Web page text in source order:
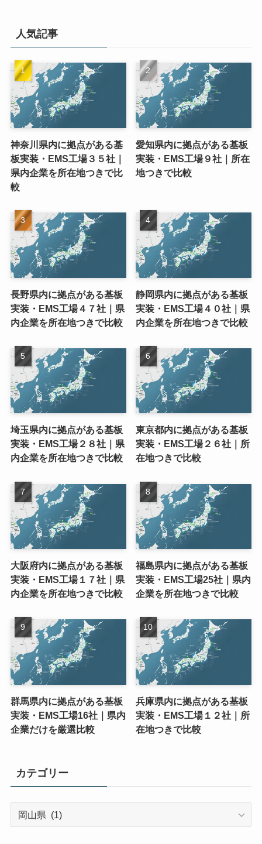
人気記事
神奈川県内に拠点がある基
板実装・EMS工場３５社｜
県内企業を所在地つきで比
較
愛知県内に拠点がある基板
実装・EMS工場９社｜所在
地つきで比較
長野県内に拠点がある基板
実装・EMS工場４７社｜県
内企業を所在地つきで比較
静岡県内に拠点がある基板
実装・EMS工場４０社｜県
内企業を所在地つきで比較
埼玉県内に拠点がある基板
実装・EMS工場２８社｜県
内企業を所在地つきで比較
東京都内に拠点がある基板
実装・EMS工場２６社｜所
在地つきで比較
大阪府内に拠点がある基板
実装・EMS工場１７社｜県
内企業を所在地つきで比較
福島県内に拠点がある基板
実装・EMS工場25社｜県内
企業を所在地つきで比較
群馬県内に拠点がある基板
実装・EMS工場16社｜県内
企業だけを厳選比較
兵庫県内に拠点がある基板
実装・EMS工場１２社｜所
在地つきで比較
カテゴリー
カ